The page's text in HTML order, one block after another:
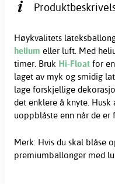
Høykvalitets
helium eller luft. Med
timer. Bruk Hi-Float for
laget av myk og smidig
lage forskjellige
det enklere å knyte.
uoppblåste enn når de er
Merk: Hvis du skal blåse
premiumballonger med